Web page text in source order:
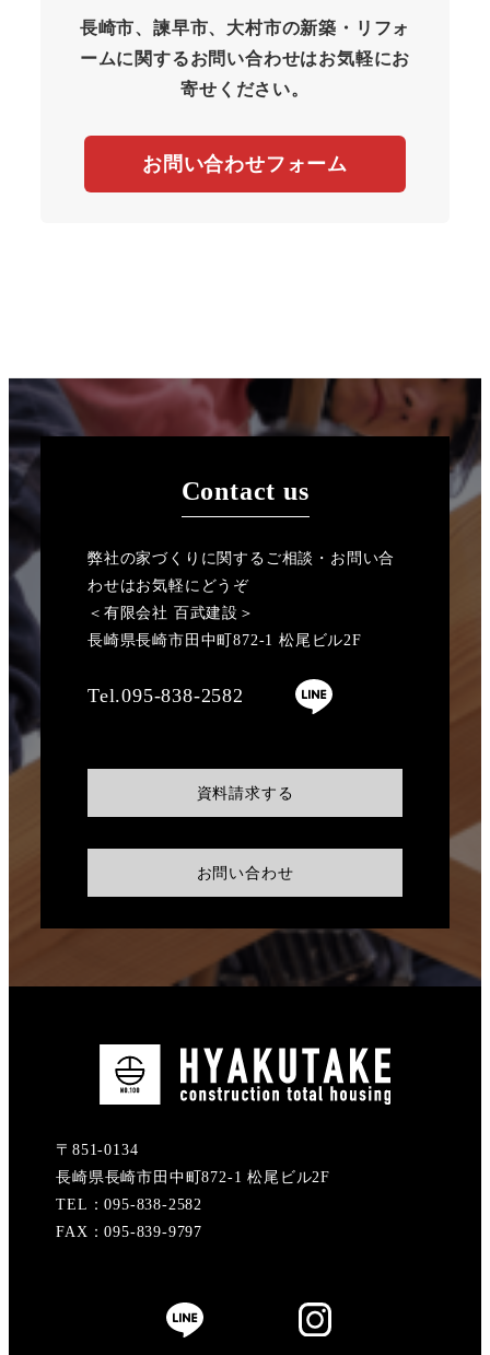
長崎市、諫早市、大村市の新築・リフォ
ームに関するお問い合わせはお気軽にお
寄せください。
お問い合わせフォーム
Contact us
弊社の家づくりに関するご相談・お問い合
わせはお気軽にどうぞ
＜有限会社 百武建設＞
長崎県長崎市田中町872-1 松尾ビル2F
Tel.095-838-2582
資料請求する
お問い合わせ
〒851-0134
長崎県長崎市田中町872-1 松尾ビル2F
TEL：095-838-2582
FAX：095-839-9797